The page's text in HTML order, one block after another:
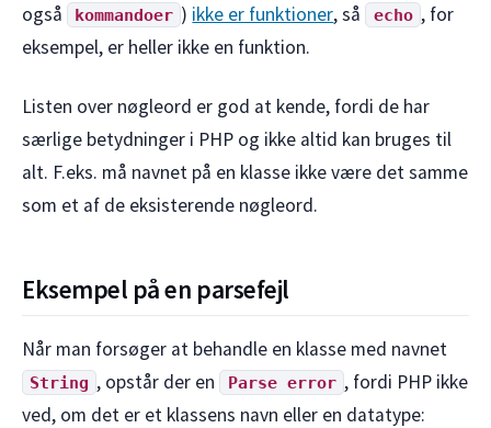
også
kommandoer ) ikke er funktioner, så echo , for
eksempel, er heller ikke en funktion.
Listen over nøgleord er god at kende, fordi de har
særlige betydninger i PHP og ikke altid kan bruges til
alt. F.eks. må navnet på en klasse ikke være det samme
som et af de eksisterende nøgleord.
Eksempel på en parsefejl
Når man forsøger at behandle en klasse med navnet
String , opstår der en Parse error , fordi PHP ikke
ved, om det er et klassens navn eller en datatype: